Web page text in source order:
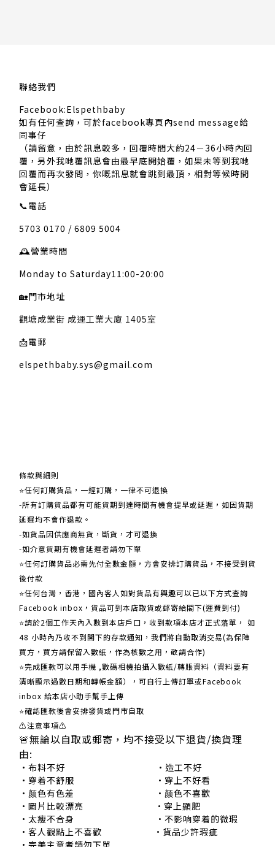
聯絡我們
Facebook:Elspethbaby
如有任何查詢，可於facebook專頁內send message給
同事仔
（請留意，由於訊息較多，回覆時間大約24－36小時內回
覆，另外我哋覆訊息會由最早底開始覆，如果未等到我哋
回覆而再次發問，你嘅訊息就會跳到最頂，相對等候時間
會延長）
📞電話
5703 0170 / 6809 5004
🕰️營業時間
Monday to Saturday11:00-20:00
🏡門市地址
觀塘成業街 成運工業大廈 1405室
📩電郵
elspethbaby.sys@gmail.com
條款與細則
⭐任何訂購貨品，一經訂購，一律不可退換
-所有訂購貨品都有可能貨期到達時間有機會提早或延遲，如因貨期
延遲均不會作退款。
-如貨品因供應商無貨，斷貨，才可退換
-如介意貨期有機會延遲者請勿下單
⭐任何訂購貨品必需先付全數金額，方會安排訂購貨品，不接受到貨
後付款
⭐任何台灣，香港，國內客人如對貨品有興趣可以已以下方式查詢
Facebook inbox，貨品可到本店取貨或郵寄給閣下(運費到付)
​​⭐請於2個工作天內入數到本店戶口，收到款項本店才正式落單， 如
48 小時內乃收不到閣下的存款通知，我們將自動取消交易(為保障
買方，買方請保留入數紙，作為核數之用，敬請合作)
⭐完成匯款可以用手機 ,數碼相機拍攝入數紙/轉賬資料（資料要有
清晰顯示過數日期和轉帳金額），可自行上傳訂單或Facebook
inbox 給本店小助手幫手上傳
⭐確認匯款後會安排發貨或門市自取
⚠注意事項⚠
🚨無論以自取或郵寄，均不接受以下退貨/換貨理
由:
•布料不好 •造工不好
•穿着不舒服 •穿上不好看
•颜色有色差 •颜色不喜歡
•圖片比較漂亮 •穿上顯肥
•太瘦不合身 •不影响穿着的微瑕
•客人觀點上不喜歡 •貨品少許瑕疵
•完美主意者請勿下單